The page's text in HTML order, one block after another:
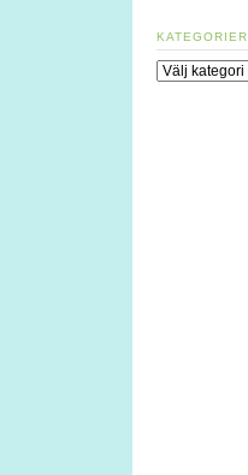
KATEGORIER
Kategorier